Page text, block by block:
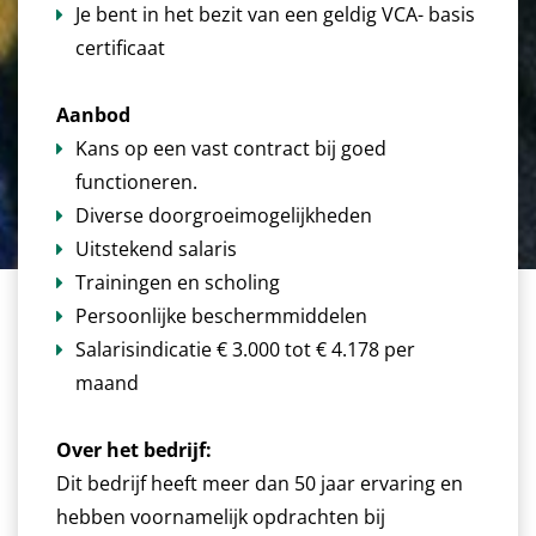
Je bent in het bezit van een geldig VCA- basis
certificaat
Aanbod
Kans op een vast contract bij goed
functioneren.
Diverse doorgroeimogelijkheden
Uitstekend salaris
Trainingen en scholing
Persoonlijke beschermmiddelen
Salarisindicatie € 3.000 tot € 4.178 per
maand
Over het bedrijf:
Dit bedrijf heeft meer dan 50 jaar ervaring en
hebben voornamelijk opdrachten bij